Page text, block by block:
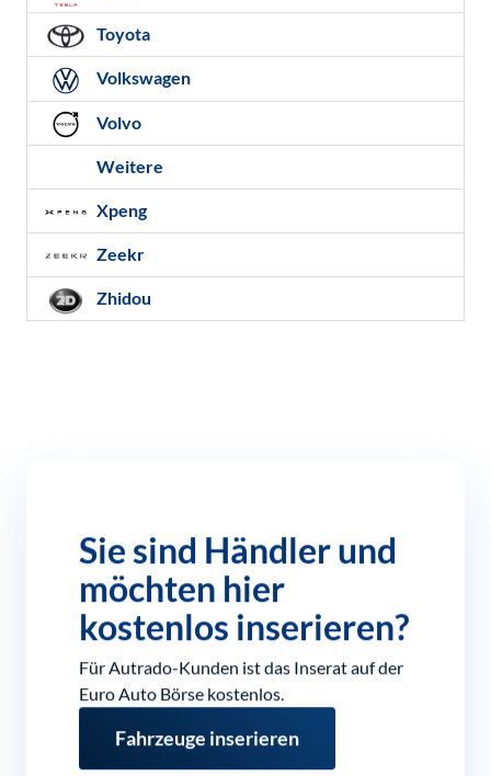
Toyota
Volkswagen
Volvo
Weitere
Xpeng
Zeekr
Zhidou
Sie sind Händler und
möchten hier
kostenlos inserieren?
Für Autrado-Kunden ist das Inserat auf der
Euro Auto Börse kostenlos.
Fahrzeuge inserieren